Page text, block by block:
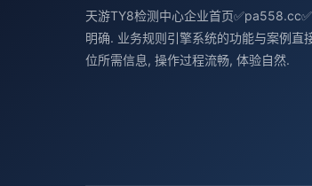
天游TY8检测中心企业首页
明确. 业务规则引擎系统的功能与案例直
位所需信息, 操作过程流畅, 体验自然.